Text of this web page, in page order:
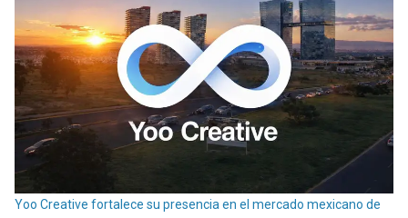
Yoo Creative fortalece su presencia en el mercado mexicano de